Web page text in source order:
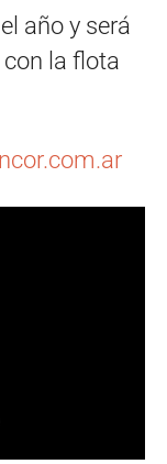
año y será
la flota